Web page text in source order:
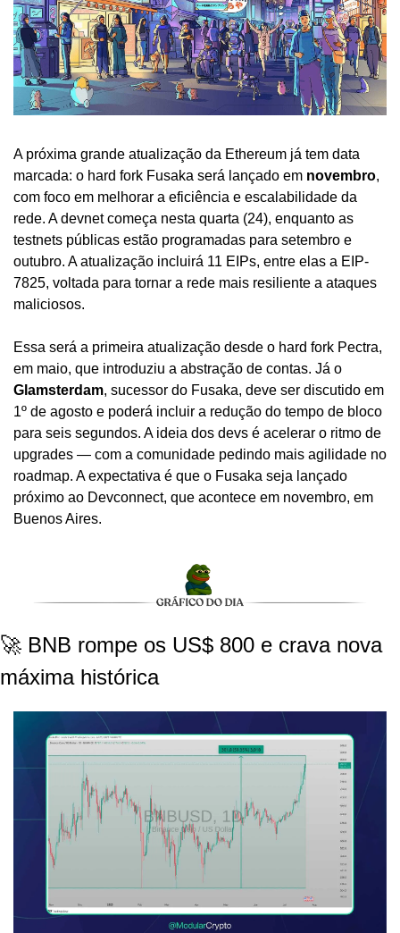
A próxima grande atualização da Ethereum já tem data
marcada: o hard fork Fusaka será lançado em novembro,
com foco em melhorar a eficiência e escalabilidade da
rede. A devnet começa nesta quarta (24), enquanto as
testnets públicas estão programadas para setembro e
outubro. A atualização incluirá 11 EIPs, entre elas a EIP-
7825, voltada para tornar a rede mais resiliente a ataques
maliciosos.
Essa será a primeira atualização desde o hard fork Pectra,
Glamsterdam, sucessor do Fusaka, deve ser discutido em
1º de agosto e poderá incluir a redução do tempo de bloco
para seis segundos. A ideia dos devs é acelerar o ritmo de
upgrades — com a comunidade pedindo mais agilidade no
roadmap. A expectativa é que o Fusaka seja lançado
próximo ao Devconnect, que acontece em novembro, em
Buenos Aires.
🚀 BNB rompe os US$ 800 e crava nova
máxima histórica